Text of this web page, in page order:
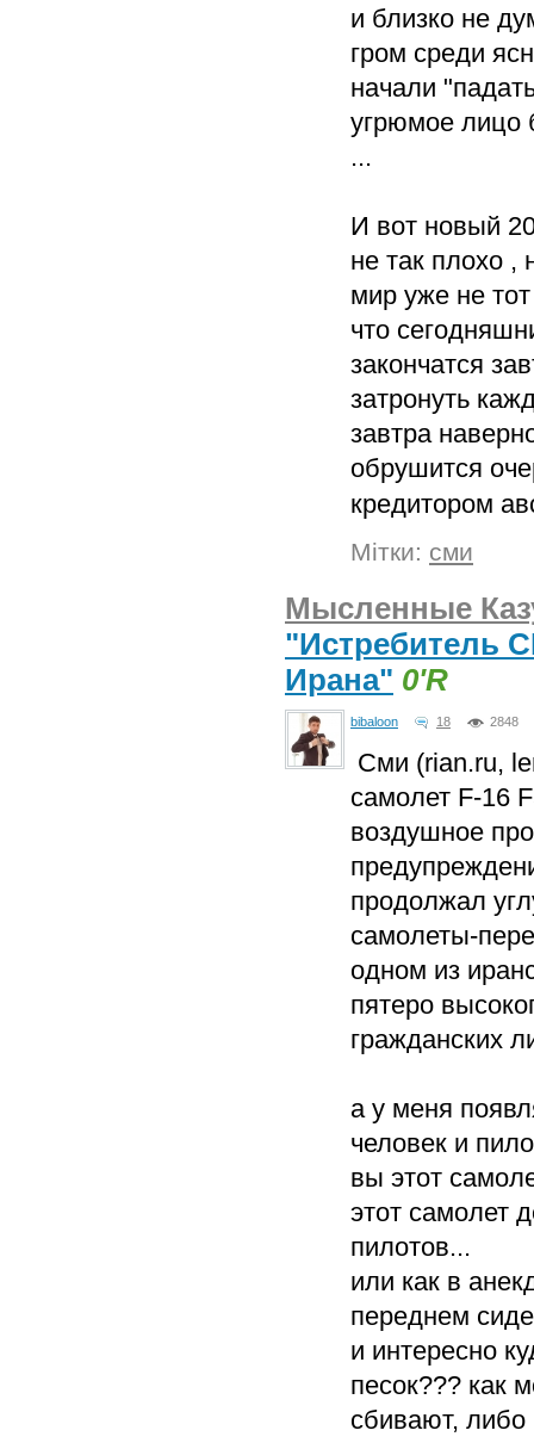
и близко не
гром среди
начали
угрюмое лицо
...
И вот новый
не так плохо ,
мир уже не
что
закончатся
затронуть
завтра
обрушится
кредитором
Мітки: сми
Мысленные
"Истребитель
Ирана" 0'R
bibaloon 18 2848
Сми (rian.ru,
самолет F-16
воздушное
продолжал
самолеты-
одном из
пятеро
гражданских
а у меня
человек и
вы этот
этот самолет
пилотов...
или как в
переднем
и интересно
песок??? как
сбивают,